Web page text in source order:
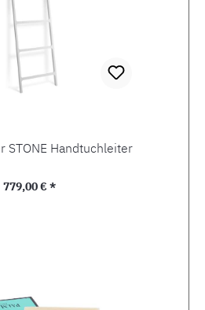
STONE Handtuchleiter
Regulärer Preis:
779,00 € *